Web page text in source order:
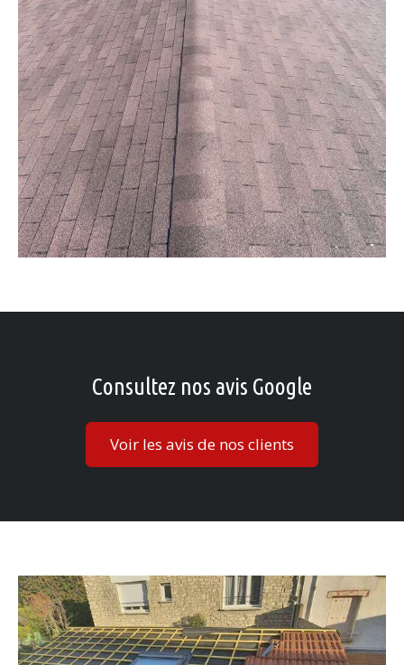
Consultez nos avis Google
Voir les avis de nos clients